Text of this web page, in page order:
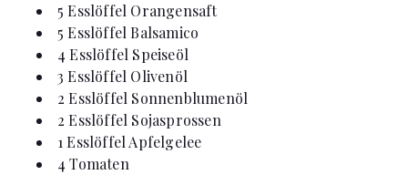
5 Esslöffel Orangensaft
5 EsslöffelBalsamico
4 Esslöffel Speiseöl
3 Esslöffel Olivenöl
2 Esslöffel Sonnenblumenöl
2 Esslöffel Sojasprossen
1 EsslöffelApfelgelee
4 Tomaten